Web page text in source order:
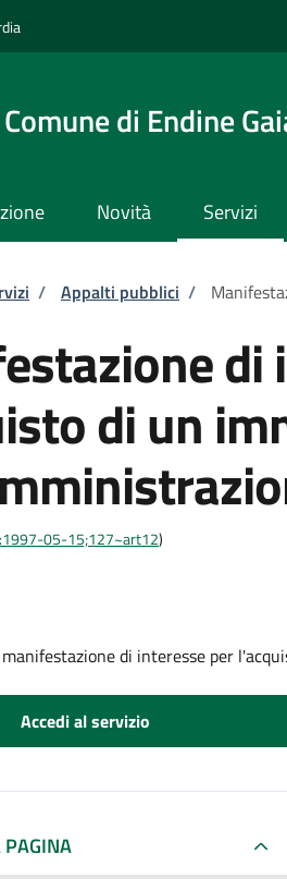
Comune di Endine
Novità Servizi
di pane
/ Appalti pubblici /
di
di un
05-15;127~art12)
di interesse per
Accedi al servizio
PAGINA